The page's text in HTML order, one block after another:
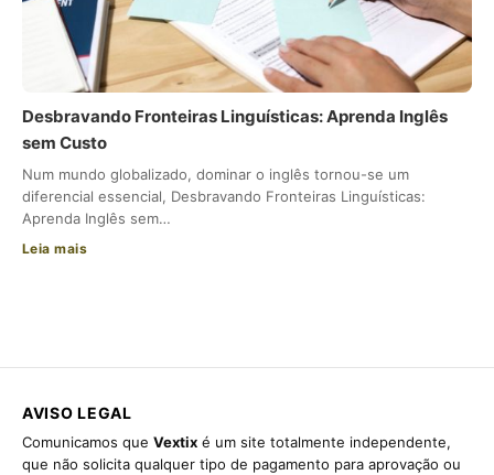
Desbravando Fronteiras Linguísticas: Aprenda Inglês
sem Custo
Num mundo globalizado, dominar o inglês tornou-se um
diferencial essencial, Desbravando Fronteiras Linguísticas:
Aprenda Inglês sem…
Leia mais
AVISO LEGAL
Comunicamos que Vextix é um site totalmente independente,
que não solicita qualquer tipo de pagamento para aprovação ou